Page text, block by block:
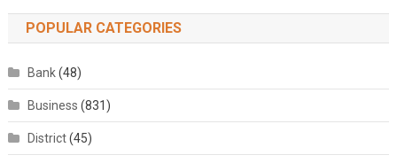
POPULAR CATEGORIES
Bank(48)
Business (831)
District(45)